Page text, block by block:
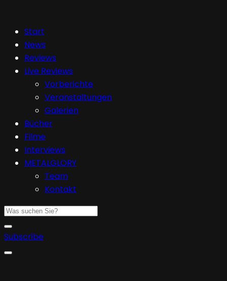
Start
News
Reviews
Live Reviews
Vorberichte
Veranstaltungen
Galerien
Bücher
Filme
Interviews
METALGLORY
Team
Kontakt
Subscribe